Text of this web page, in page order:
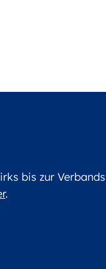
bis zur
.